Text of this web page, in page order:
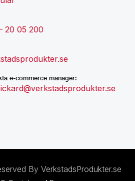
20 05 200
e-commerce manager:
By VerkstadsProdukter.se